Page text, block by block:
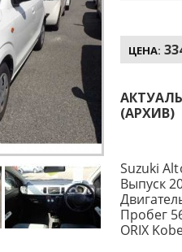
ЦЕНА:
(АРХИВ)
Suzuki
Выпуск
Пробег
ORIX